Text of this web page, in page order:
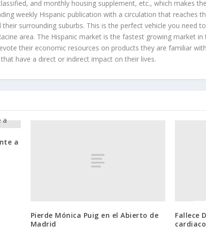
and monthly housing supplement, etc., which makes
weekly Hispanic publication with a circulation that reaches
surrounding suburbs. This is the perfect vehicle you need
area. The Hispanic market is the fastest growing market
their economic resources on products they are familiar
have a direct or indirect impact on their lives.
a
Pierde Mónica Puig en el Abierto de
Madrid
Fallece
cardiaco